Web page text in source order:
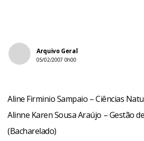
Arquivo Geral
05/02/2007 0h00
Aline Firminio Sampaio – Ciências
Alinne Karen Sousa Araújo – Gestão
(Bacharelado)